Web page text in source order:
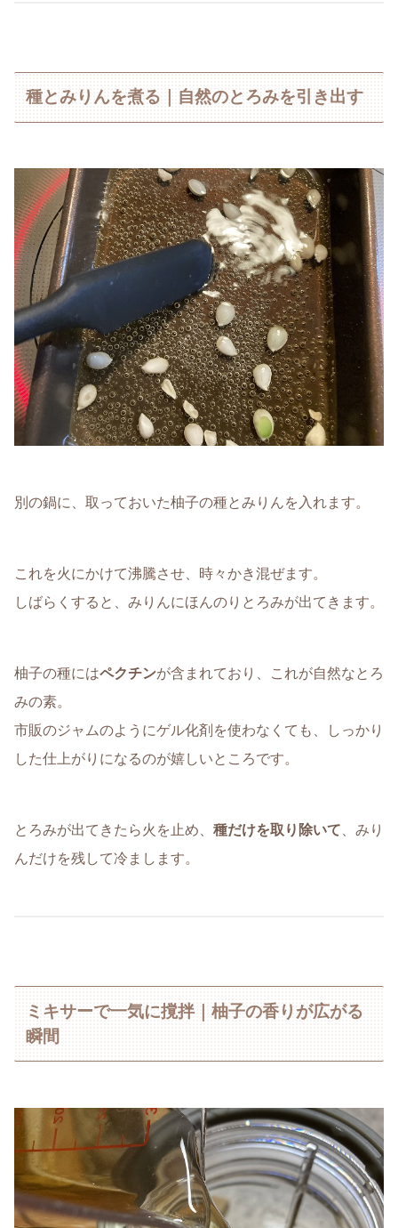
種とみりんを煮る｜自然のとろみを引き出す
別の鍋に、取っておいた柚子の種とみりんを入れます。
これを火にかけて沸騰させ、時々かき混ぜます。
しばらくすると、みりんにほんのりとろみが出てきます。
柚子の種にはペクチンが含まれており、これが自然なとろ
みの素。
市販のジャムのようにゲル化剤を使わなくても、しっかり
した仕上がりになるのが嬉しいところです。
とろみが出てきたら火を止め、 種だけを取り除いて 、みり
んだけを残して冷まします。
ミキサーで一気に撹拌｜柚子の香りが広がる
瞬間